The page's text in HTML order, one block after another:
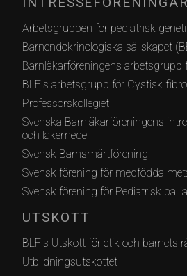
Arbetsgruppen för pediatrisk
Barnendokrinologiska sällskapet
Barnläkarföreningens arbetsgrupp
BLF:s arbetsgrupp för Cystisk
Professorskollegiet
Svenska Barnläkarföreningens
och läkemedel
Svensk Barnsmärtförening
Svensk förening för medfödda
Svensk förening för Pediatrisk
UTSKOTT
BLF:s Utskott för etik och barnets
Utbildningsutskottet